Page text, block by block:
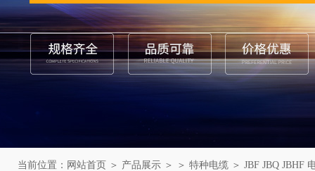
当前位置： 网站首页 ＞ 产品展示 ＞ ＞ 特种电缆 ＞ JBF JBQ JBHF